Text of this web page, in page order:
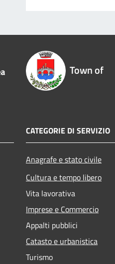
Town of
CATEGORIE DI SERVIZIO
Anagrafe e stato civile
Cultura e tempo libero
Vita lavorativa
Imprese e Commercio
Appalti pubblici
Catasto e urbanistica
Turismo